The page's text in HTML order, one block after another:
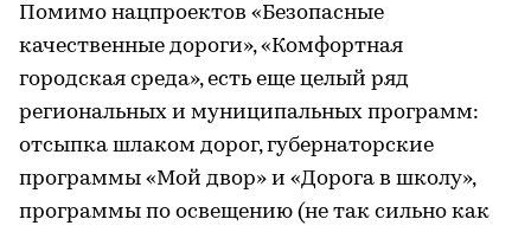
Помимо нацпроектов «Безопасные
качественные дороги», «Комфортная
городская среда», есть еще целый ряд
региональных и муниципальных программ:
отсыпка шлаком дорог, губернаторские
программы «Мой двор» и «Дорога в школу»,
программы по освещению (не так сильно как